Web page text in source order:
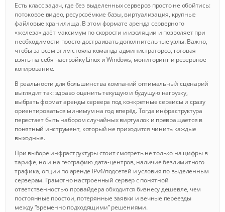
Есть класс задач, где без выделенных серверов просто не обойтись:
потоковое видео, ресурсоёмкие базы, виртуализация, крупные
файловые хранилища. В этом формате аренда серверного
«железа» даёт максимум по скорости и изоляции и позволяет при
необходимости просто достраивать дополнительные узлы. Важно,
чтобы за всем этим стояла команда администраторов, готовая
взять на себя настройку Linux и Windows, мониторинг и резервное
копирование.
В реальности для большинства компаний оптимальный сценарий
выглядит так: здраво оценить текущую и будущую нагрузку,
выбрать формат аренды сервера под конкретные сервисы и сразу
ориентироваться минимум на год вперёд. Тогда инфраструктура
перестает быть набором случайных виртуалок и превращается в
понятный инструмент, который не приходится чинить каждые
выходные.
При выборе инфраструктуры стоит смотреть не только на цифры в
тарифе, но и на географию дата-центров, наличие безлимитного
трафика, опции по аренде IPv4/подсетей и условия по выделенным
серверам. Грамотно настроенный сервер с понятной
ответственностью провайдера обходится бизнесу дешевле, чем
постоянные простои, потерянные заявки и вечные переезды
между “временно подходящими” решениями.